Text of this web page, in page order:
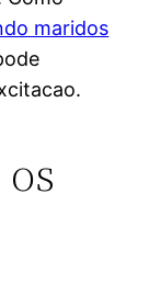
maridos